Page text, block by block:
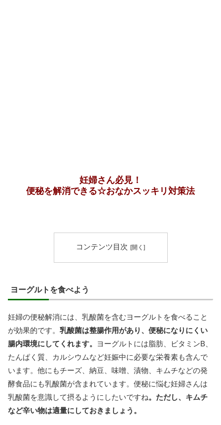
妊婦さん必見！
便秘を解消できる☆おなかスッキリ対策法
コンテンツ目次
ヨーグルトを食べよう
妊婦の便秘解消には、乳酸菌を含むヨーグルトを食べること
が効果的です。 乳酸菌は整腸作用があり、便秘になりにくい
腸内環境にしてくれます。
ヨーグルトには脂肪、ビタミンB、
たんぱく質、カルシウムなど妊娠中に必要な栄養素も含んで
います。他にもチーズ、納豆、味噌、漬物、キムチなどの発
酵食品にも乳酸菌が含まれています。便秘に悩む妊婦さんは
乳酸菌を意識して摂るようにしたいですね。ただし、キムチ
など辛い物は適量にしておきましょう。